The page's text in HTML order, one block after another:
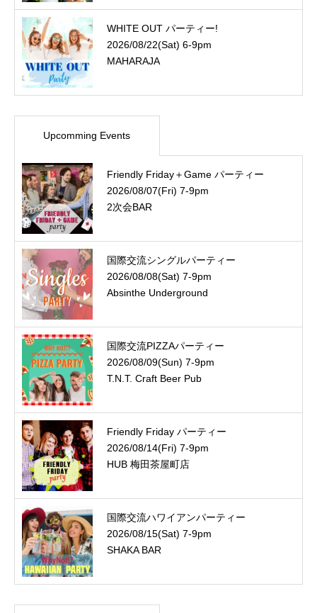
WHITE OUT パーティー!
2026/08/22(Sat) 6-9pm
MAHARAJA
Upcomming Events
Friendly Friday＋Game パーティー
2026/08/07(Fri) 7-9pm
2次会BAR
国際交流シングルパーティー
2026/08/08(Sat) 7-9pm
Absinthe Underground
国際交流PIZZAパーティー
2026/08/09(Sun) 7-9pm
T.N.T. Craft Beer Pub
Friendly Friday パーティー
2026/08/14(Fri) 7-9pm
HUB 梅田茶屋町店
国際交流ハワイアンパーティー
2026/08/15(Sat) 7-9pm
SHAKA BAR